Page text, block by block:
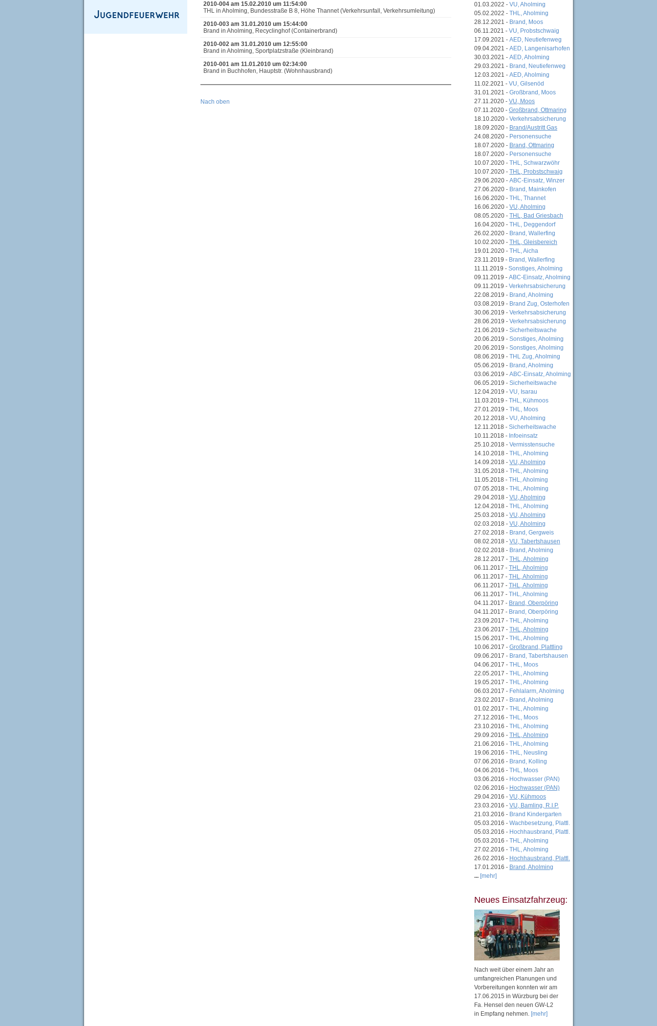
2010-004 am 15.02.2010 um 11:54:00
THL in Aholming, Bundesstraße B 8, Höhe Thannet (Verkehrsunfall, Verkehrsumleitung)
2010-003 am 31.01.2010 um 15:44:00
Brand in Aholming, Recyclinghof (Containerbrand)
2010-002 am 31.01.2010 um 12:55:00
Brand in Aholming, Sportplatzstraße (Kleinbrand)
2010-001 am 11.01.2010 um 02:34:00
Brand in Buchhofen, Hauptstr. (Wohnhausbrand)
Nach oben
01.03.2022 - VU, Aholming
05.02.2022 - THL, Aholming
28.12.2021 - Brand, Moos
06.11.2021 - VU, Probstschwaig
17.09.2021 - AED, Neutiefenweg
09.04.2021 - AED, Langenisarhofen
30.03.2021 - AED, Aholming
29.03.2021 - Brand, Neutiefenweg
12.03.2021 - AED, Aholming
11.02.2021 - VU, Gilsenöd
31.01.2021 - Großbrand, Moos
27.11.2020 - VU, Moos
07.11.2020 - Großbrand, Ottmaring
18.10.2020 - Verkehrsabsicherung
18.09.2020 - Brand/Austritt Gas
24.08.2020 - Personensuche
18.07.2020 - Brand, Ottmaring
18.07.2020 - Personensuche
10.07.2020 - THL, Schwarzwöhr
10.07.2020 - THL, Probstschwaig
29.06.2020 - ABC-Einsatz, Winzer
27.06.2020 - Brand, Mainkofen
16.06.2020 - THL, Thannet
16.06.2020 - VU, Aholming
08.05.2020 - THL, Bad Griesbach
16.04.2020 - THL, Deggendorf
26.02.2020 - Brand, Wallerfing
10.02.2020 - THL, Gleisbereich
19.01.2020 - THL, Aicha
23.11.2019 - Brand, Wallerfing
11.11.2019 - Sonstiges, Aholming
09.11.2019 - ABC-Einsatz, Aholming
09.11.2019 - Verkehrsabsicherung
22.08.2019 - Brand, Aholming
03.08.2019 - Brand Zug, Osterhofen
30.06.2019 - Verkehrsabsicherung
28.06.2019 - Verkehrsabsicherung
21.06.2019 - Sicherheitswache
20.06.2019 - Sonstiges, Aholming
20.06.2019 - Sonstiges, Aholming
08.06.2019 - THL Zug, Aholming
05.06.2019 - Brand, Aholming
03.06.2019 - ABC-Einsatz, Aholming
06.05.2019 - Sicherheitswache
12.04.2019 - VU, Isarau
11.03.2019 - THL, Kühmoos
27.01.2019 - THL, Moos
20.12.2018 - VU, Aholming
12.11.2018 - Sicherheitswache
10.11.2018 - Infoeinsatz
25.10.2018 - Vermisstensuche
14.10.2018 - THL, Aholming
14.09.2018 - VU, Aholming
31.05.2018 - THL, Aholming
11.05.2018 - THL, Aholming
07.05.2018 - THL, Aholming
29.04.2018 - VU, Aholming
12.04.2018 - THL, Aholming
25.03.2018 - VU, Aholming
02.03.2018 - VU, Aholming
27.02.2018 - Brand, Gergweis
08.02.2018 - VU, Tabertshausen
02.02.2018 - Brand, Aholming
28.12.2017 - THL, Aholming
06.11.2017 - THL, Aholming
06.11.2017 - THL, Aholming
06.11.2017 - THL, Aholming
06.11.2017 - THL, Aholming
04.11.2017 - Brand, Oberpöring
04.11.2017 - Brand, Oberpöring
23.09.2017 - THL, Aholming
23.06.2017 - THL, Aholming
15.06.2017 - THL, Aholming
10.06.2017 - Großbrand, Plattling
09.06.2017 - Brand, Tabertshausen
04.06.2017 - THL, Moos
22.05.2017 - THL, Aholming
19.05.2017 - THL, Aholming
06.03.2017 - Fehlalarm, Aholming
23.02.2017 - Brand, Aholming
01.02.2017 - THL, Aholming
27.12.2016 - THL, Moos
23.10.2016 - THL, Aholming
29.09.2016 - THL, Aholming
21.06.2016 - THL, Aholming
19.06.2016 - THL, Neusling
07.06.2016 - Brand, Kolling
04.06.2016 - THL, Moos
03.06.2016 - Hochwasser (PAN)
02.06.2016 - Hochwasser (PAN)
29.04.2016 - VU, Kühmoos
23.03.2016 - VU, Bamling, R.I.P.
21.03.2016 - Brand Kindergarten
05.03.2016 - Wachbesetzung, Plattl.
05.03.2016 - Hochhausbrand, Plattl.
05.03.2016 - THL, Aholming
27.02.2016 - THL, Aholming
26.02.2016 - Hochhausbrand, Plattl.
17.01.2016 - Brand, Aholming
... [mehr]
Neues Einsatzfahrzeug:
Nach weit über einem Jahr an
umfangreichen Planungen und
Vorbereitungen konnten wir am
17.06.2015 in Würzburg bei der
Fa. Hensel den neuen GW-L2
in Empfang nehmen. [mehr]